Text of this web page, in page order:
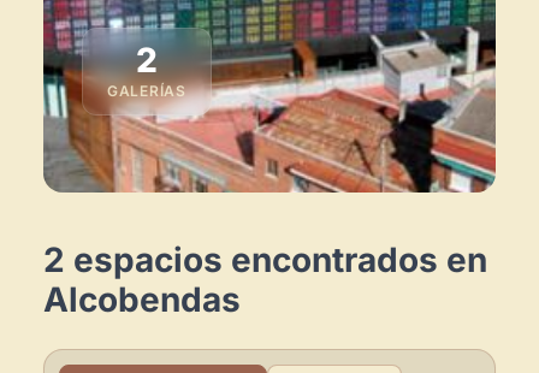
2
GALERÍAS
2 espacios encontrados en
Alcobendas